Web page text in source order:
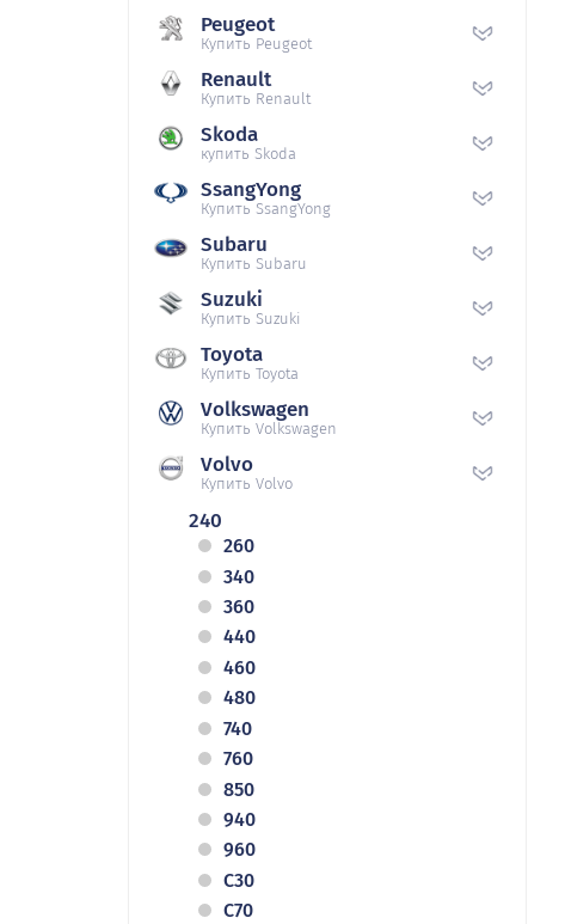
Peugeot
Купить Peugeot
Renault
Купить Renault
Skoda
купить Skoda
SsangYong
Купить SsangYong
Subaru
Купить Subaru
Suzuki
Купить Suzuki
Toyota
Купить Toyota
Volkswagen
Купить Volkswagen
Volvo
Купить Volvo
240
260
340
360
440
460
480
740
760
850
940
960
C30
C70